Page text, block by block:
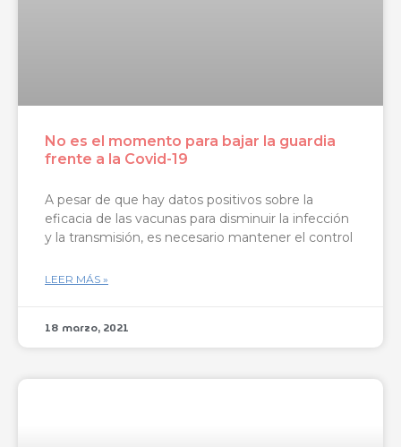
No es el momento para bajar la guardia
frente a la Covid-19
A pesar de que hay datos positivos sobre la
eficacia de las vacunas para disminuir la infección
y la transmisión, es necesario mantener el control
LEER MÁS »
18 marzo, 2021